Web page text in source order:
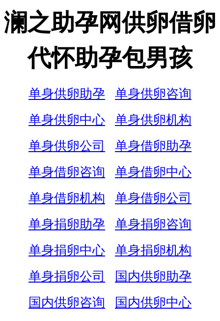
澜之助孕网供卵借卵
代怀助孕包男孩
单身供卵助孕
单身供卵咨询
单身供卵中心
单身供卵机构
单身供卵公司
单身借卵助孕
单身借卵咨询
单身借卵中心
单身借卵机构
单身借卵公司
单身捐卵助孕
单身捐卵咨询
单身捐卵中心
单身捐卵机构
单身捐卵公司
国内供卵助孕
国内供卵咨询
国内供卵中心